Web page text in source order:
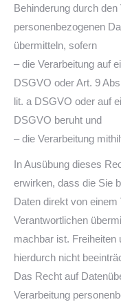
Behinderung durch
personenbezogenen
übermitteln, sofern
– die Verarbeitung auf
DSGVO oder Art. 9
lit. a DSGVO oder auf
DSGVO beruht und
– die Verarbeitung
In Ausübung dieses
erwirken, dass die Sie
Daten direkt von
Verantwortlichen
machbar ist. Freiheiten
hierdurch nicht
Das Recht auf
Verarbeitung